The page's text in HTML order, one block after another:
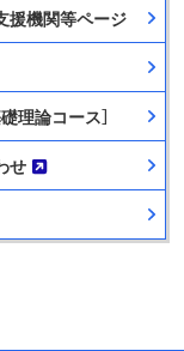
援機関等ページ
理論コース］
せ